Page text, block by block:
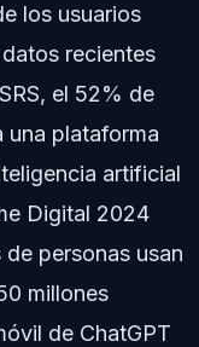
los usuarios
recientes
el 52% de
una plataforma
artificial
Digital 2024
personas usan
millones
de ChatGPT